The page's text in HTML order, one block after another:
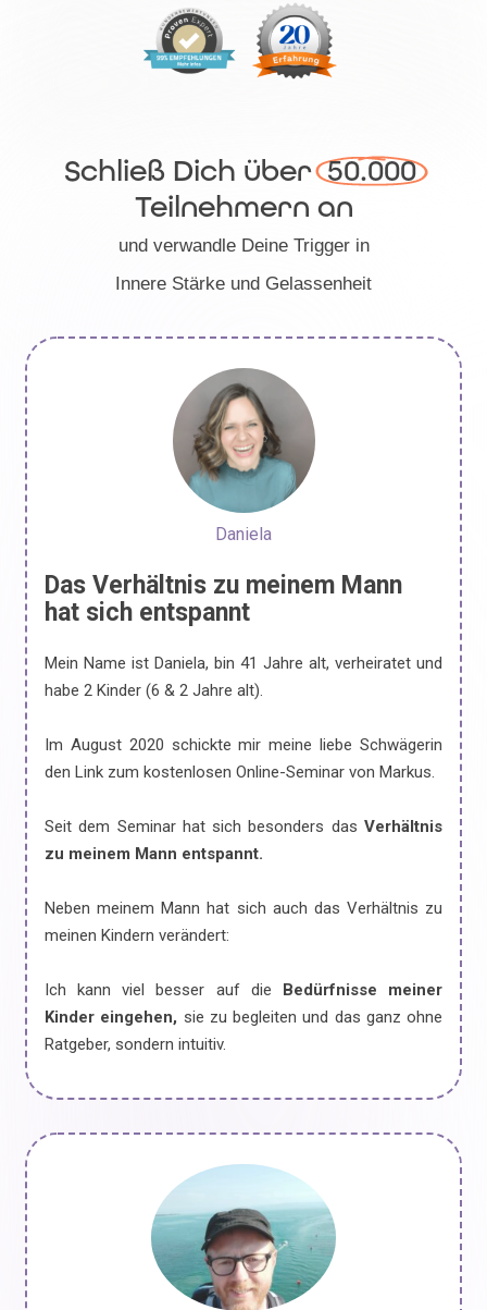
Schließ Dich über 50.000
Teilnehmern an
und verwandle Deine Trigger in
Innere Stärke und Gelassenheit
Daniela
Das Verhältnis zu meinem Mann
hat sich entspannt
Mein Name ist Daniela, bin 41 Jahre alt, verheiratet und
habe 2 Kinder (6 & 2 Jahre alt).
Im August 2020 schickte mir meine liebe Schwägerin
den Link zum kostenlosen Online-Seminar von Markus.
Seit dem Seminar hat sich besonders das Verhältnis
zu meinem Mann entspannt.
Neben meinem Mann hat sich auch das Verhältnis zu
meinen Kindern verändert:
Ich kann viel besser auf die Bedürfnisse meiner
Kinder eingehen, sie zu begleiten und das ganz ohne
Ratgeber, sondern intuitiv.